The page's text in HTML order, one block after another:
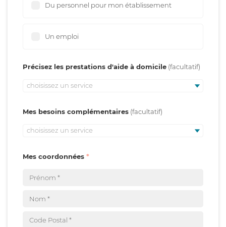
Du personnel pour mon établissement
Un emploi
Précisez les prestations d'aide à domicile
choisissez un service
Mes besoins complémentaires
choisissez un service
Mes coordonnées